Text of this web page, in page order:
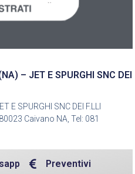
– JET E SPURGHI SNC DEI
SPURGHI SNC DEI F.LLI
Caivano NA, Tel: 081
Preventivi